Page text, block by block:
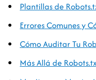
Plantillas de
Errores Comunes y
Cómo Auditar Tu
Más Allá de